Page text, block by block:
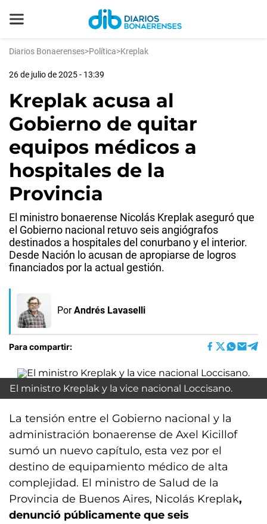
Diarios Bonaerenses>Política>Kreplak
26 de julio de 2025 - 13:39
Kreplak acusa al
Gobierno de quitar
equipos médicos a
hospitales de la
Provincia
El ministro bonaerense Nicolás Kreplak aseguró que
el Gobierno nacional retuvo seis angiógrafos
destinados a hospitales del conurbano y el interior.
Desde Nación lo acusan de apropiarse de logros
financiados por la actual gestión.
Por Andrés Lavaselli
Para compartir:
El ministro Kreplak y la vice nacional Loccisano.
La tensión entre el Gobierno nacional y la
administración bonaerense de Axel Kicillof
sumó un nuevo capítulo, esta vez por el
destino de equipamiento médico de alta
complejidad. El ministro de Salud de la
Provincia de Buenos Aires, Nicolás Kreplak,
denunció públicamente que seis